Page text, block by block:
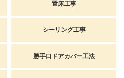
置床工事
シーリング工事
勝手口ドアカバー工法